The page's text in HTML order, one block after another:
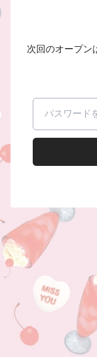
次回のオープン